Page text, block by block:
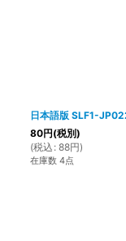
日本語版 SLF1-
80円(税別)
(税込 : 88円)
在庫数 4点